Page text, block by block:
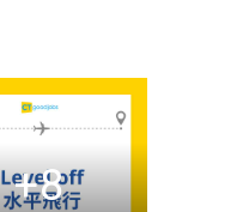
+8